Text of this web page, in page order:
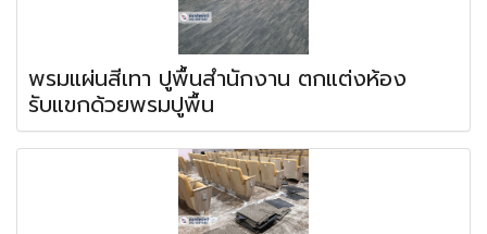
พรมแผ่นสีเทา ปูพื้นสำนักงาน ตกแต่งห้อง
รับแขกด้วยพรมปูพื้น